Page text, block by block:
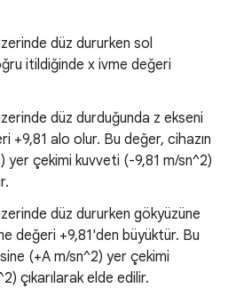
düz dururken sol
itildiğinde x ivme değeri
düz durduğunda z ekseni
+9,81 alo olur. Bu değer, cihazın
yer çekimi kuvveti (-9,81 m/sn^2)
düz dururken gökyüzüne
değeri +9,81'den büyüktür. Bu
(+A m/sn^2) yer çekimi
çıkarılarak elde edilir.